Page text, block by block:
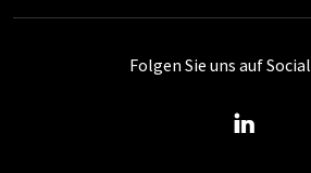
Folgen Sie uns auf